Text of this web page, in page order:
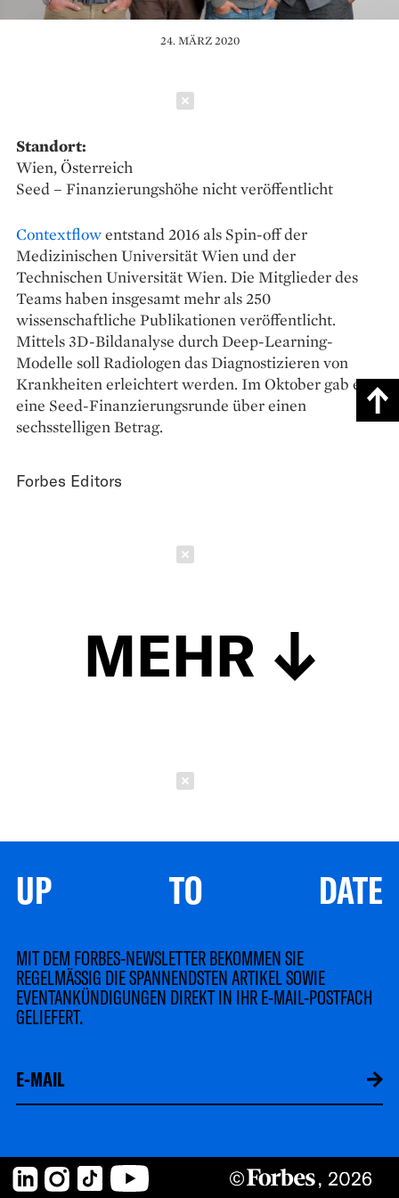
24. MÄRZ 2020
Standort:
Wien, Österreich
Seed – Finanzierungshöhe nicht veröffentlicht
Contextflowentstand 2016 als Spin-off der
Medizinischen Universität Wien und der
Technischen Universität Wien. Die Mitglieder des
Teams haben insgesamt mehr als 250
wissenschaftliche Publikationen veröffentlicht.
Mittels 3D-Bildanalyse durch Deep-Learning-
Modelle soll Radiologen das Diagnostizieren von
Krankheiten erleichtert werden. Im Oktober gab es
eine Seed-Finanzierungsrunde über einen
sechsstelligen Betrag.
Forbes Editors
MEHR
UP TO DATE
MIT DEM FORBES-NEWSLETTER BEKOMMEN SIE
REGELMÄSSIG DIE SPANNENDSTEN ARTIKEL SOWIE
EVENTANKÜNDIGUNGEN DIREKT IN IHR E-MAIL-POSTFACH
GELIEFERT.
LinkedInInstagram
TikTok